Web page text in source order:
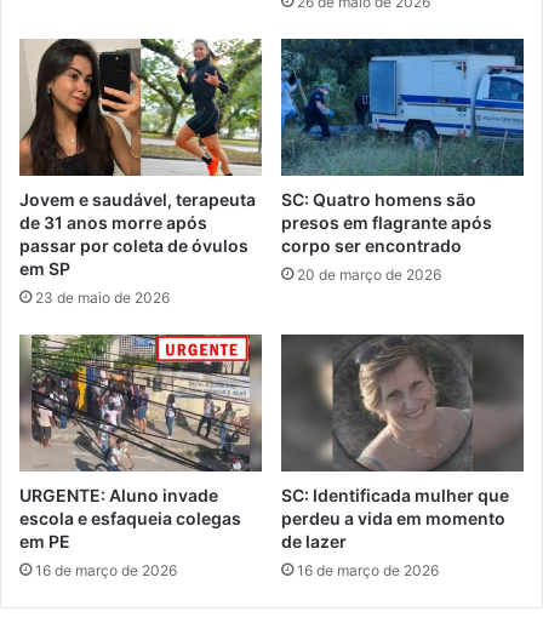
Jovem e saudável, terapeuta
de 31 anos morre após
passar por coleta de óvulos
em SP
23 de maio de 2026
SC: Quatro homens são
presos em flagrante após
corpo ser encontrado
20 de março de 2026
URGENTE: Aluno invade
escola e esfaqueia colegas
em PE
16 de março de 2026
SC: Identificada mulher que
perdeu a vida em momento
de lazer
16 de março de 2026